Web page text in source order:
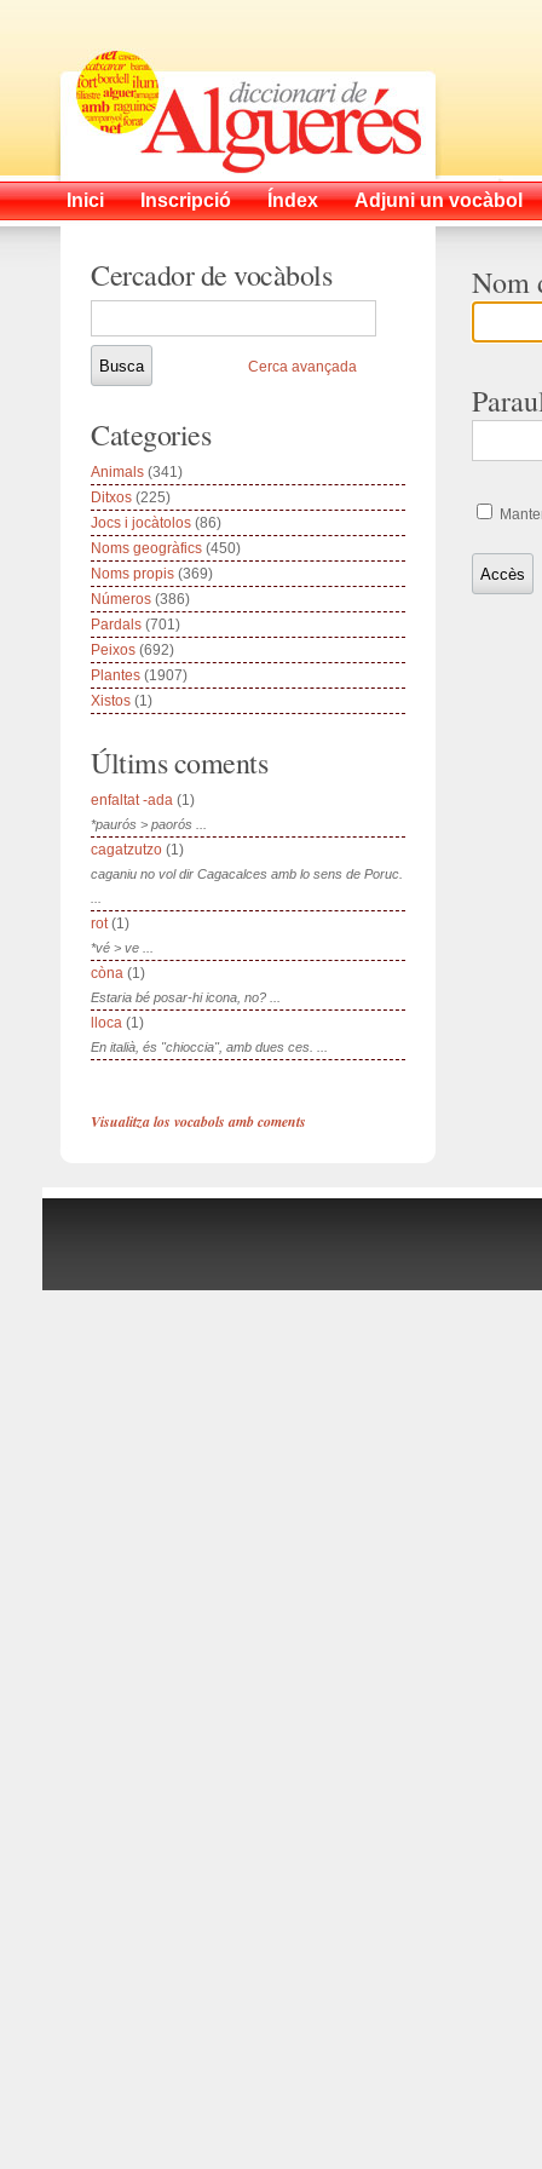
Inici Inscripció Índex Adjuni un vocàbol
Nom
Cercador de vocàbols
Cerca avançada
Categories
Animals (341)
Ditxos (225)
Jocs i jocàtolos (86)
Noms geogràfics (450)
Noms propis (369)
Números (386)
Pardals (701)
Peixos (692)
Plantes (1907)
Xistos (1)
Últims coments
enfaltat -ada (1)
*paurós > paorós ...
cagatzutzo (1)
caganiu no vol dir Cagacalces amb lo sens de Poruc.
rot(1)
*vé > ve ...
còna (1)
Estaria bé posar-hi icona, no? ...
lloca (1)
En italià, és "chioccia", amb dues ces. ...
Visualitza los vocabols amb coments